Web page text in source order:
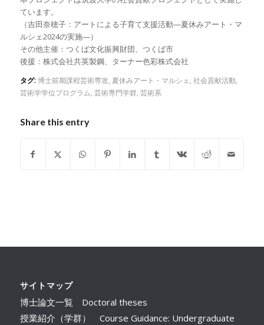
ています。
（吉田奈穂子：アートによる子育て支援活動―夏休みアート・マ
ルシェ2024の実施―）
その他主催：つくば文化振興財団、つくば市
後援：株式会社共英製鋼、ターナー色彩株式会社
タグ: 博士前期課程芸術専攻, 夏休みアート・マルシェ, 社会貢献活動,
芸術学学位プログラム, 芸術専門学群, 芸術系
Share this entry
サイトマップ
博士論文一覧 Doctoral theses
授業紹介（学群） Course Guidance: Undergraduate